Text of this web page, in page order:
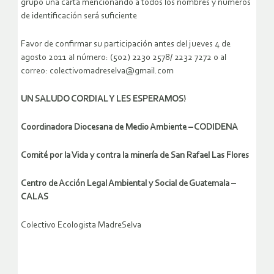
grupo una carta mencionando a todos los nombres y números
de identificación será suficiente
Favor de confirmar su participación antes del jueves 4 de
agosto 2011 al número: (502) 2230 2578/ 2232 7272 o al
correo: colectivomadreselva@gmail.com
UN SALUDO CORDIAL Y LES ESPERAMOS!
Coordinadora Diocesana de Medio Ambiente – CODIDENA
Comité por la Vida y contra la minería de San Rafael Las Flores
Centro de Acción Legal Ambiental y Social de Guatemala –
CALAS
Colectivo Ecologista MadreSelva